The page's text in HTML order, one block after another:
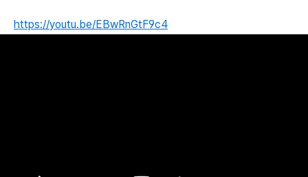
https://youtu.be/EBwRnGtF9c4